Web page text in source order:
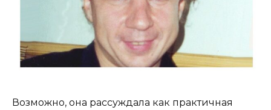
Возможно, она рассуждала как практичная